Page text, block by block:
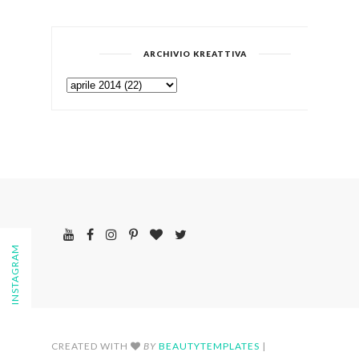
ARCHIVIO KREATTIVA
FOLLOW ON INSTAGRAM CREATED WITH BY BEAUTYTEMPLATES |